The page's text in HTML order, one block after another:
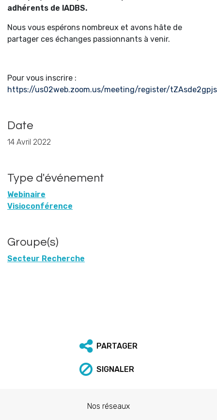
adhérents de lADBS.
Nous vous espérons nombreux et avons hâte de
partager ces échanges passionnants à venir.
Pour vous inscrire :
https://us02web.zoom.us/meeting/register/
Date
14 Avril 2022
Type d'événement
Webinaire
Visioconférence
Groupe(s)
Secteur Recherche
PARTAGER
SIGNALER
Nos réseaux